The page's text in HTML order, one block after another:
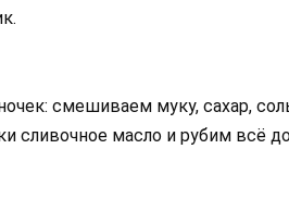
смешиваем муку, сахар,
сливочное масло и рубим всё